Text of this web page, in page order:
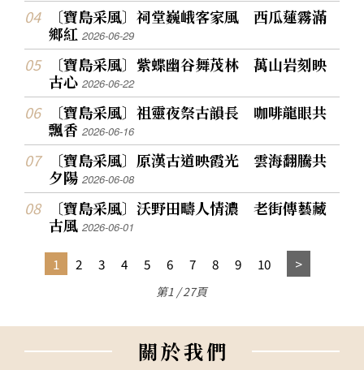
〔寶島采風〕祠堂巍峨客家風 西瓜蓮霧滿
鄉紅2026-06-29
〔寶島采風〕紫蝶幽谷舞茂林 萬山岩刻映
古心2026-06-22
〔寶島采風〕祖靈夜祭古韻長 咖啡龍眼共
飄香2026-06-16
〔寶島采風〕原漢古道映霞光 雲海翻騰共
夕陽2026-06-08
〔寶島采風〕沃野田疇人情濃 老街傳藝藏
古風2026-06-01
1 2 3 4 5 6 7 8 9 10
第1 / 27頁
關於我們